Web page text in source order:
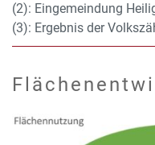
(2): Eingemeindung
(3): Ergebnis der